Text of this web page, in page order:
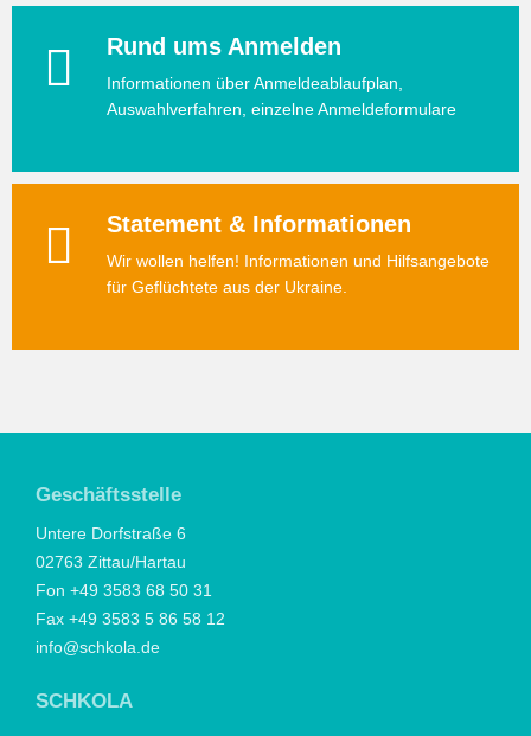
Rund ums Anmelden
Informationen über Anmeldeablaufplan,
Auswahlverfahren, einzelne Anmeldeformulare
Statement & Informationen
Wir wollen helfen! Informationen und Hilfsangebote
für Geflüchtete aus der Ukraine.
Geschäftsstelle
Untere Dorfstraße 6
02763 Zittau/Hartau
Fon +49 3583 68 50 31
Fax +49 3583 5 86 58 12
info@schkola.de
SCHKOLA